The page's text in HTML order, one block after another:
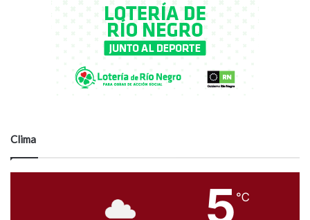
Clima
5 ℃